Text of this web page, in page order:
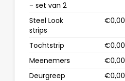
– set van 2
Steel Look
strips
€0,00
Tochtstrip
€0,00
Meenemers
€0,00
Deurgreep
€0,00